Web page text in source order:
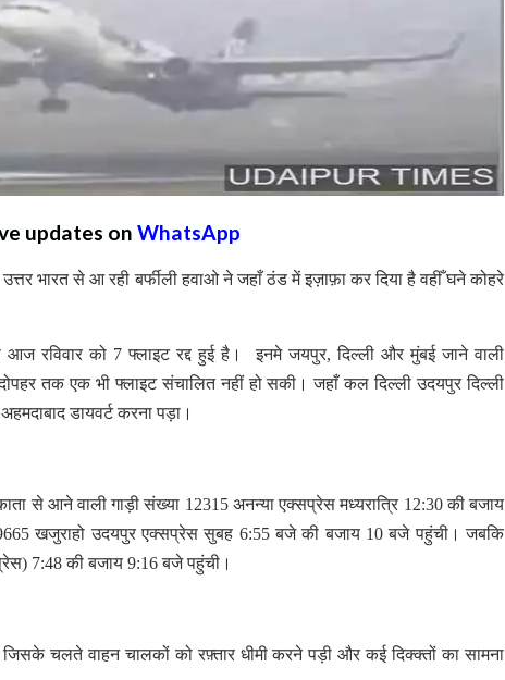
updates on WhatsApp
भारत से आ रही बर्फीली हवाओ ने जहाँ ठंड में इज़ाफ़ा कर दिया है वहीँ घने कोहरे
आज रविवार को 7 फ्लाइट रद्द हुई है। इनमे जयपुर, दिल्ली और मुंबई जाने वाली
तक एक भी फ्लाइट संचालित नहीं हो सकी। जहाँ कल दिल्ली उदयपुर दिल्ली
डायवर्ट करना पड़ा।
से आने वाली गाड़ी संख्या 12315 अनन्या एक्सप्रेस मध्यरात्रि 12:30 की बजाय
खजुराहो उदयपुर एक्सप्रेस सुबह 6:55 बजे की बजाय 10 बजे पहुंची। जबकि
7:48 की बजाय 9:16 बजे पहुंची।
चलते वाहन चालकों को रफ़्तार धीमी करने पड़ी और कई दिक्क्तों का सामना